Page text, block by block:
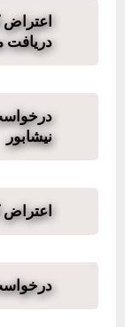
اعتراض
دریافت
نیشابور
اعتراض